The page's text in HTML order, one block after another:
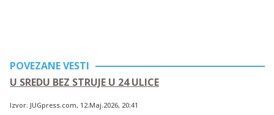
POVEZANE VESTI
U SREDU BEZ STRUJE U 24 ULICE
Izvor: JUGpress.com, 12.Maj.2026, 20:41